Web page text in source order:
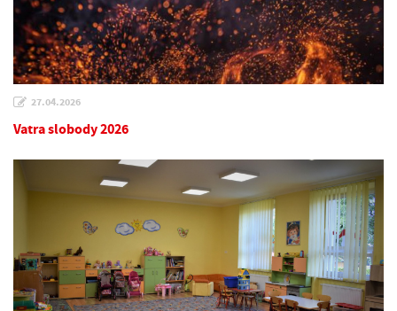
27.04.2026
Vatra slobody 2026